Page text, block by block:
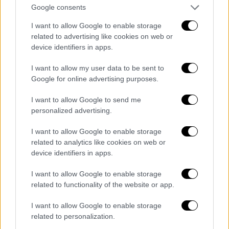
Google consents
I want to allow Google to enable storage
related to advertising like cookies on web or
device identifiers in apps.
I want to allow my user data to be sent to
Google for online advertising purposes.
I want to allow Google to send me
personalized advertising.
I want to allow Google to enable storage
related to analytics like cookies on web or
device identifiers in apps.
I want to allow Google to enable storage
related to functionality of the website or app.
I want to allow Google to enable storage
related to personalization.
02.03.2026 20:31
Οι νέες ακυρώσεις πτήσεων από την
Aegean
Σε επέκταση των πτήσεων που ακυρώνονται
προχώρησε η AEGEAN το απόγευμα της Δευτέρας.
Σύμφωνα με νεώτερη ανακοίνωση, η εταιρεία
προχωρεί στην ακύρωση επιπλέον πτήσεων από
και προς τα αεροδρόμια του Ισραήλ, του Λιβάνου,
της Σαουδικής Αραβίας, λόγω των συνεχιζόμενων
εξελίξεων στη Μέση Ανατολή.